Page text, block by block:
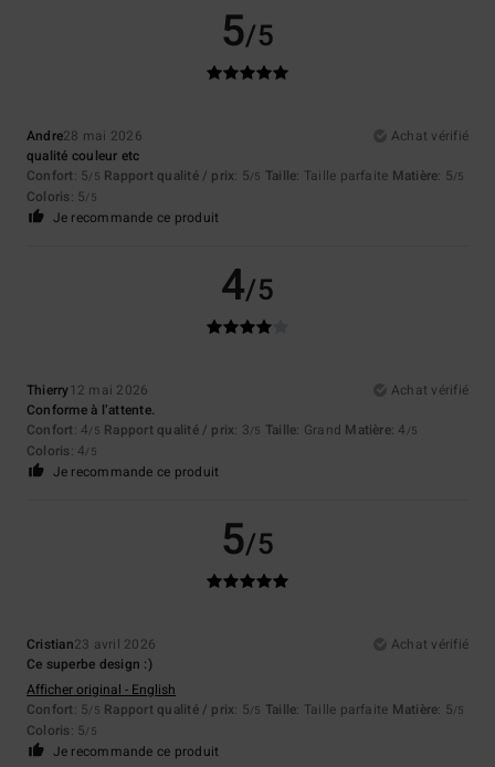
5/5
Andre28 mai 2026
Achat vérifié
qualité couleur etc
Confort: 5/5 Rapport qualité / prix: 5/5 Taille: Taille parfaite Matière: 5/5
Coloris: 5/5
Je recommande ce produit
4/5
Thierry12 mai 2026
Achat vérifié
Conforme à l’attente.
Confort: 4/5 Rapport qualité / prix: 3/5 Taille: Grand Matière: 4 /5
Coloris: 4/5
Je recommande ce produit
5/5
Cristian23 avril 2026
Achat vérifié
Ce superbe design :)
Afficher original - English
Confort: 5/5 Rapport qualité / prix: 5/5 Taille: Taille parfaite Matière: 5/5
Coloris: 5/5
Je recommande ce produit